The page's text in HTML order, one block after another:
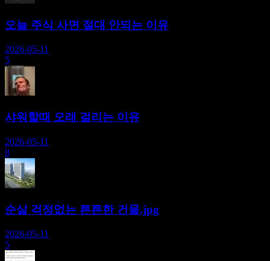
오늘 주식 사면 절대 안되는 이유
2026-05-11
5
샤워할때 오래 걸리는 이유
2026-05-11
8
순살 걱정없는 튼튼한 건물.jpg
2026-05-11
5